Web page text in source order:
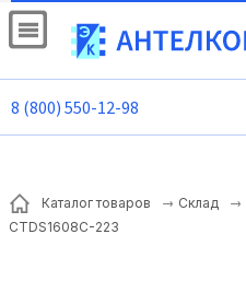
8 (800) 550-12-98
Каталог товаров Склад
CTDS1608C-223